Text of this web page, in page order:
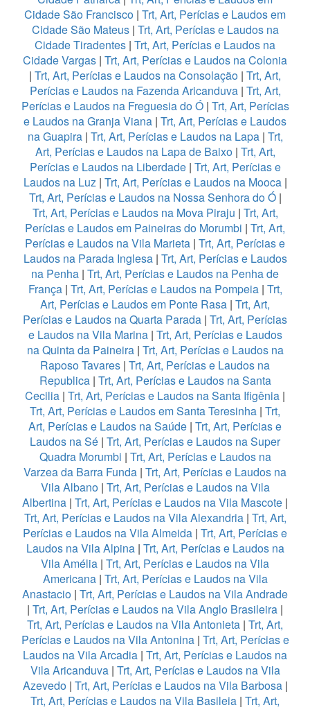
Cidade São Francisco | Trt, Art, Perícias e Laudos em
Cidade São Mateus| Trt, Art, Perícias e Laudos na
Cidade Tiradentes | Trt, Art, Perícias e Laudos na
Cidade Vargas | Trt, Art, Perícias e Laudos na Colonia
| Trt, Art, Perícias e Laudos na Consolação | Trt, Art,
Perícias e Laudos na Fazenda Aricanduva| Trt, Art,
Perícias e Laudos na Freguesia do Ó| Trt, Art, Perícias
e Laudos na Granja Viana | Trt, Art, Perícias e Laudos
na Guapira| Trt, Art, Perícias e Laudos na Lapa| Trt,
Art, Perícias e Laudos na Lapa de Baixo | Trt, Art,
Perícias e Laudos na Liberdade | Trt, Art, Perícias e
Laudos na Luz| Trt, Art, Perícias e Laudos na Mooca|
Trt, Art, Perícias e Laudos na Nossa Senhora do Ó|
Trt, Art, Perícias e Laudos na Mova Piraju | Trt, Art,
Perícias e Laudos em Paineiras do Morumbi | Trt, Art,
Perícias e Laudos na Vila Marieta | Trt, Art, Perícias e
Laudos na Parada Inglesa | Trt, Art, Perícias e Laudos
na Penha | Trt, Art, Perícias e Laudos na Penha de
França | Trt, Art, Perícias e Laudos na Pompeia| Trt,
Art, Perícias e Laudos em Ponte Rasa | Trt, Art,
Perícias e Laudos na Quarta Parada | Trt, Art, Perícias
e Laudos na Vila Marina| Trt, Art, Perícias e Laudos
na Quinta da Paineira| Trt, Art, Perícias e Laudos na
Raposo Tavares | Trt, Art, Perícias e Laudos na
Republica| Trt, Art, Perícias e Laudos na Santa
Cecilia | Trt, Art, Perícias e Laudos na Santa Ifigênia |
Trt, Art, Perícias e Laudos em Santa Teresinha | Trt,
Art, Perícias e Laudos na Saúde | Trt, Art, Perícias e
Laudos na Sé | Trt, Art, Perícias e Laudos na Super
Quadra Morumbi | Trt, Art, Perícias e Laudos na
Varzea da Barra Funda | Trt, Art, Perícias e Laudos na
Vila Albano| Trt, Art, Perícias e Laudos na Vila
Albertina | Trt, Art, Perícias e Laudos na Vila Mascote |
Trt, Art, Perícias e Laudos na Vila Alexandria| Trt, Art,
Perícias e Laudos na Vila Almeida | Trt, Art, Perícias e
Laudos na Vila Alpina | Trt, Art, Perícias e Laudos na
Vila Amélia | Trt, Art, Perícias e Laudos na Vila
Americana| Trt, Art, Perícias e Laudos na Vila
Anastacio | Trt, Art, Perícias e Laudos na Vila Andrade
| Trt, Art, Perícias e Laudos na Vila Anglo Brasileira |
Trt, Art, Perícias e Laudos na Vila Antonieta | Trt, Art,
Perícias e Laudos na Vila Antonina| Trt, Art, Perícias e
Laudos na Vila Arcadia | Trt, Art, Perícias e Laudos na
Vila Aricanduva| Trt, Art, Perícias e Laudos na Vila
Azevedo| Trt, Art, Perícias e Laudos na Vila Barbosa|
Trt, Art, Perícias e Laudos na Vila Basileia | Trt, Art,